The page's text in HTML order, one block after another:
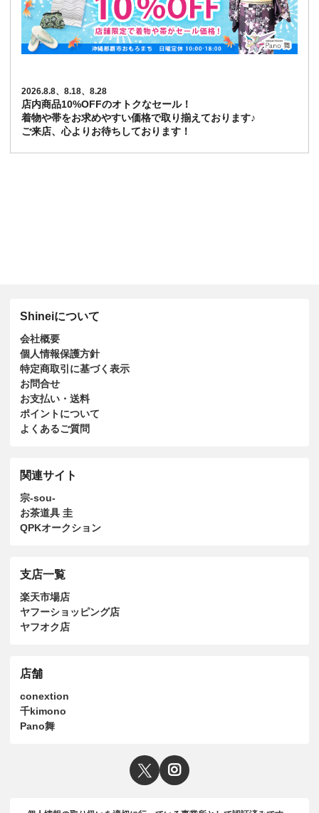
2026.8.8、8.18、8.28
店内商品10%OFFのオトクなセール！
着物や帯をお求めやすい価格で取り揃えております♪
ご来店、心よりお待ちしております！
Shineiについて
会社概要
個人情報保護方針
特定商取引に基づく表示
お問合せ
お支払い・送料
ポイントについて
よくあるご質問
関連サイト
宗-sou-
お茶道具 圭
QPKオークション
支店一覧
楽天市場店
ヤフーショッピング店
ヤフオク店
店舗
conextion
千kimono
Pano舞